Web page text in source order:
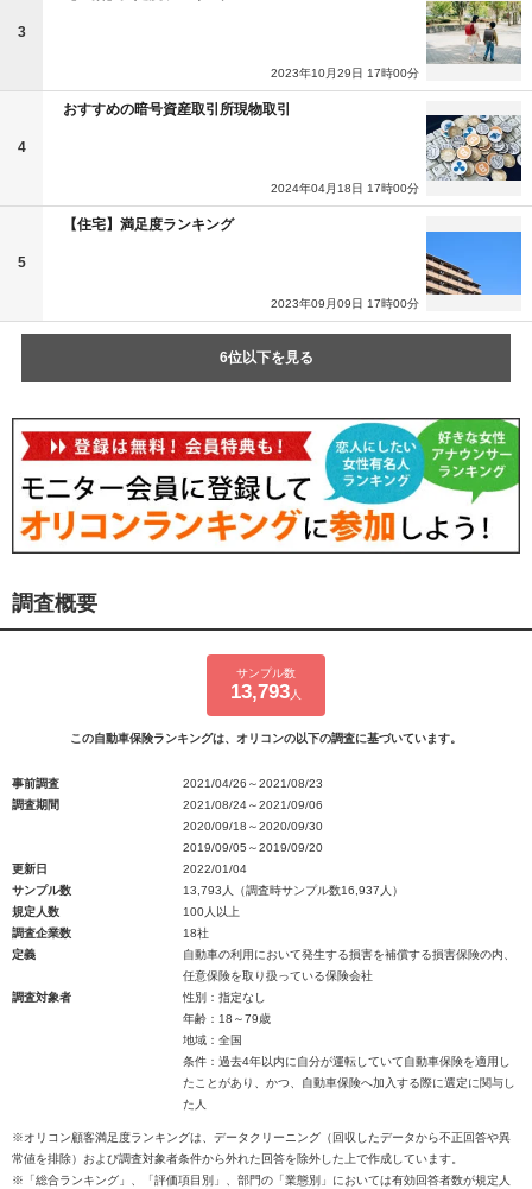
3
2023年10月29日 17時00分
4
おすすめの暗号資産取引所現物取引
2024年04月18日 17時00分
5
【住宅】満足度ランキング
2023年09月09日 17時00分
6位以下を見る
調査概要
サンプル数
13,793人
この自動車保険ランキングは、オリコンの以下の調査に基づいています。
事前調査
2021/04/26～2021/08/23
調査期間
2021/08/24～2021/09/06
2020/09/18～2020/09/30
2019/09/05～2019/09/20
更新日
2022/01/04
サンプル数
13,793人（調査時サンプル数16,937人）
規定人数
100人以上
調査企業数
18社
定義
自動車の利用において発生する損害を補償する損害保険の内、
任意保険を取り扱っている保険会社
調査対象者
性別：指定なし
年齢：18～79歳
地域：全国
条件：過去4年以内に自分が運転していて自動車保険を適用し
たことがあり、かつ、自動車保険へ加入する際に選定に関与し
た人
※オリコン顧客満足度ランキングは、データクリーニング（回収したデータから不正回答や異
常値を排除）および調査対象者条件から外れた回答を除外した上で作成しています。
※「総合ランキング」、「評価項目別」、部門の「業態別」においては有効回答者数が規定人